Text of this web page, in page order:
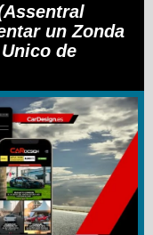
un Zonda
de